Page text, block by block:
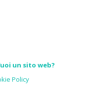
un sito web?
Policy